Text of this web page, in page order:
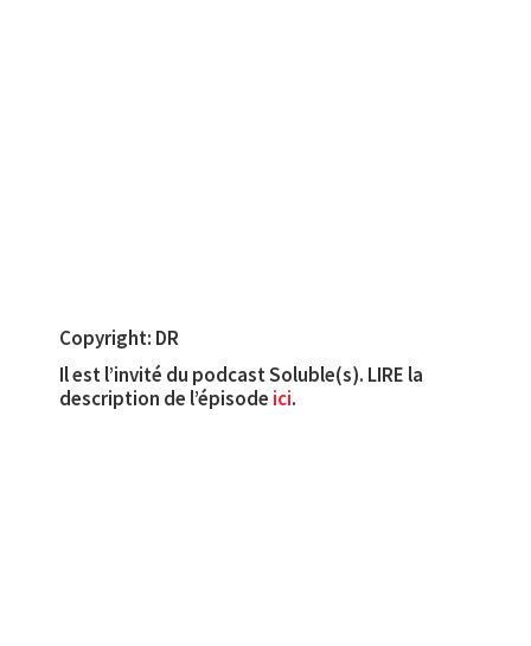
Copyright: DR
Il est l’invité du podcast Soluble(s). LIRE la
description de l’épisode ici.